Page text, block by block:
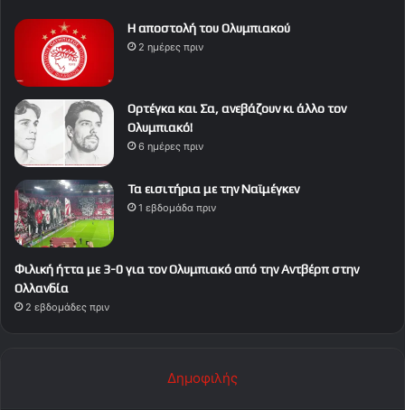
Η αποστολή του Ολυμπιακού
2 ημέρες πριν
Ορτέγκα και Σα, ανεβάζουν κι άλλο τον
Ολυμπιακό!
6 ημέρες πριν
Τα εισιτήρια με την Ναϊμέγκεν
1 εβδομάδα πριν
Φιλική ήττα με 3-0 για τον Ολυμπιακό από την Αντβέρπ στην
Ολλανδία
2 εβδομάδες πριν
Δημοφιλής